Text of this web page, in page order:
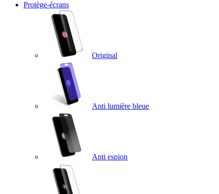
Protège-écrans
Original
Anti lumière bleue
Anti espion